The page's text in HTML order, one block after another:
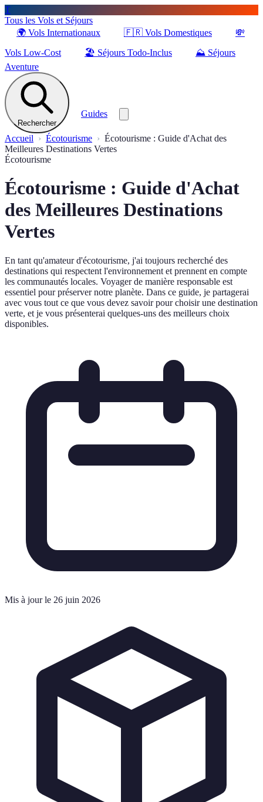
T
Tous les Vols et Séjours
🌍 Vols Internationaux 🇫🇷 Vols Domestiques
💸
Vols Low-Cost
🏖️ Séjours Todo-Inclus ⛰️ Séjours
Aventure
Rechercher
Guides
Accueil Écotourisme
Écotourisme : Guide d'Achat des
Meilleures Destinations Vertes
Écotourisme
Écotourisme : Guide d'Achat
des Meilleures Destinations
Vertes
En tant qu'amateur d'écotourisme, j'ai toujours recherché des
destinations qui respectent l'environnement et prennent en compte
les communautés locales. Voyager de manière responsable est
essentiel pour préserver notre planète. Dans ce guide, je partagerai
avec vous tout ce que vous devez savoir pour choisir une destination
verte, et je vous présenterai quelques-uns des meilleurs choix
disponibles.
Mis à jour le 26 juin 2026